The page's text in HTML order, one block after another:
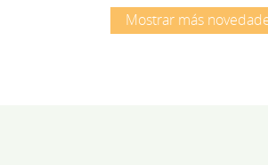
Mostrar más